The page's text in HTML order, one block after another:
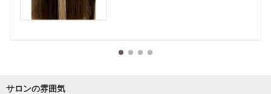
サロンの雰囲気